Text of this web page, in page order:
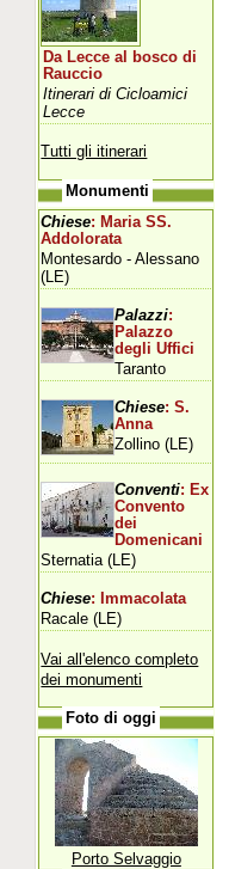
Da Lecce al bosco di
Rauccio
Itinerari di Cicloamici
Lecce
Tutti gli itinerari
Monumenti
Chiese: Maria SS.
Addolorata
Montesardo - Alessano
(LE)
Palazzi:
Palazzo
degli Uffici
Taranto
Chiese: S.
Anna
Zollino (LE)
Conventi: Ex
Convento
dei
Domenicani
Sternatia (LE)
Chiese: Immacolata
Racale (LE)
Vai all'elenco completo
dei monumenti
Foto di oggi
Porto Selvaggio